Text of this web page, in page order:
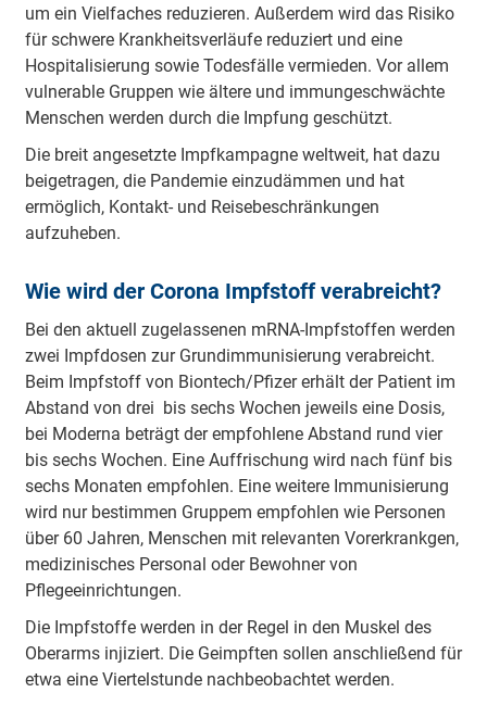
um ein Vielfaches reduzieren. Außerdem wird das Risiko
für schwere Krankheitsverläufe reduziert und eine
Hospitalisierung sowie Todesfälle vermieden. Vor allem
vulnerable Gruppen wie ältere und immungeschwächte
Menschen werden durch die Impfung geschützt.
Die breit angesetzte Impfkampagne weltweit, hat dazu
beigetragen, die Pandemie einzudämmen und hat
ermöglich, Kontakt- und Reisebeschränkungen
aufzuheben.
Wie wird der Corona Impfstoff verabreicht?
Bei den aktuell zugelassenen mRNA-Impfstoffen werden
zwei Impfdosen zur Grundimmunisierung verabreicht.
Beim Impfstoff von Biontech/Pfizer erhält der Patient im
Abstand von drei bis sechs Wochen jeweils eine Dosis,
bei Moderna beträgt der empfohlene Abstand rund vier
bis sechs Wochen. Eine Auffrischung wird nach fünf bis
sechs Monaten empfohlen. Eine weitere Immunisierung
wird nur bestimmen Gruppem empfohlen wie Personen
über 60 Jahren, Menschen mit relevanten Vorerkrankgen,
medizinisches Personal oder Bewohner von
Pflegeeinrichtungen.
Die Impfstoffe werden in der Regel in den Muskel des
Oberarms injiziert. Die Geimpften sollen anschließend für
etwa eine Viertelstunde nachbeobachtet werden.